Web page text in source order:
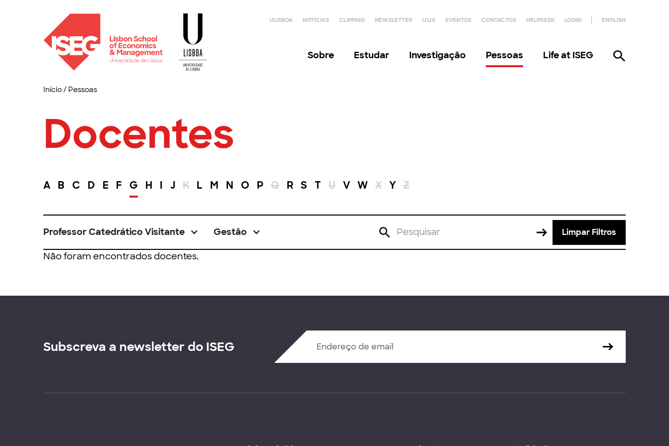
ULISBOA NOTÍCIAS CLIPPING NEWSLETTER LOJA EVENTOS CONTACTOS HELPDESK LOGIN ENGLISH
Sobre Estudar Investigação Pessoas Life at ISEG
Início/ Pessoas
Docentes
A B C D E F G H I J K L M N O P Q R S T U V W X Y Z
Professor Catedrático Visitante Gestão Limpar Filtros
Não foram encontrados docentes.
Subscreva a newsletter do ISEG